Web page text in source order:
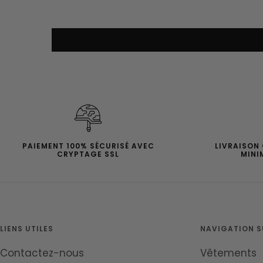
PAIEMENT 100% SÉCURISÉ AVEC
CRYPTAGE SSL
LIVRAISON
LIENS UTILES
Contactez-nous
NAVIGATION
Vêtements